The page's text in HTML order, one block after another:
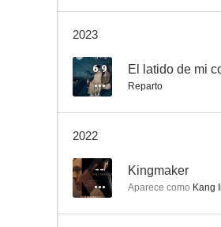
2023
6.9 El latido de mi
Reparto
2022
-- Kingmaker
Aparece como Kang